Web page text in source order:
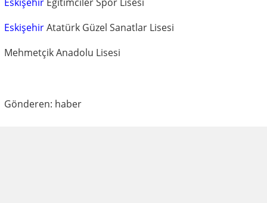
EskişehirAtatürk Güzel Sanatlar Lisesi
Mehmetçik Anadolu Lisesi
Gönderen: haber